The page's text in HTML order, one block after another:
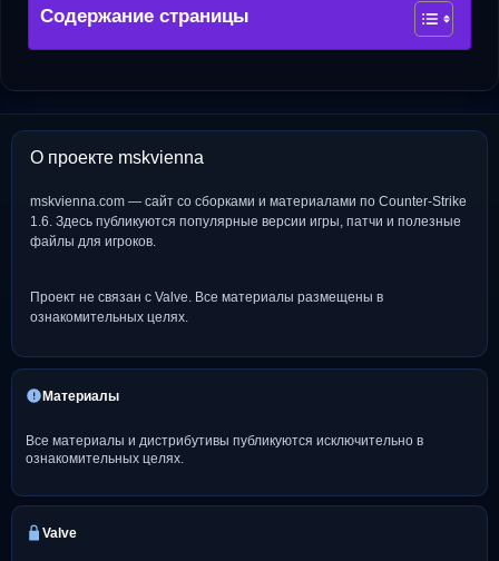
Содержание страницы
О проекте mskvienna
mskvienna.com — сайт со сборками и материалами по Counter-Strike
1.6. Здесь публикуются популярные версии игры, патчи и полезные
файлы для игроков.
Проект не связан с Valve. Все материалы размещены в
ознакомительных целях.
Материалы
Все материалы и дистрибутивы публикуются исключительно в
ознакомительных целях.
Valve